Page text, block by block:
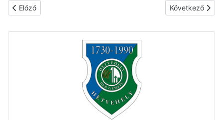
Előző cikk: 1.9. KÖLTSÉGVETÉSI SZERVEK
Előző Következő cikk:
Következő